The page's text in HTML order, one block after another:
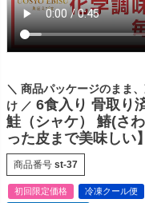
＼ 商品パッケージのまま
け ／ 6食入り 骨取り
鮭（シャケ） 鰆(さ
った皮まで美味しい】
商品番号 st-37
初回限定価格 冷凍クール便